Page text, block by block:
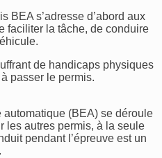
BEA s’adresse d’abord aux
faciliter la tâche, de conduire
de handicaps physiques
passer le permis.
automatique (BEA) se déroule
les autres permis, à la seule
pendant l’épreuve est un